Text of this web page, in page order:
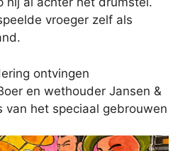
vroeger zelf als
ontvingen
en wethouder Jansen &
van het speciaal gebrouwen